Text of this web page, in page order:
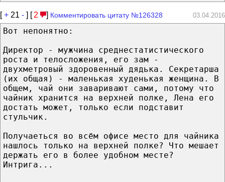
[+ 21 - ] [ 2 ] Комментировать цитату №126328 03.04.2016
Вот непонятно:
Директор - мужчина среднестатистического
роста и телосложения, его зам -
двухметровый здоровенный дядька. Секретарша
(их общая) - маленькая худенькая женщина. В
общем, чай они заваривают сами, потому что
чайник хранится на верхней полке, Лена его
достать может, только если подставит
стульчик.
Получаеться во всём офисе место для чайника
нашлось только на верхней полке? Что мешает
держать его в более удобном месте?
Интрига...